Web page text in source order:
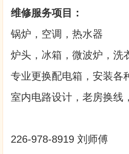
维修服务项目：
锅炉，空调，热水器
炉头，冰箱，微波炉，洗
专业更换配电箱，安装各
室内电路设计，老房换线
226-978-8919 刘师傅